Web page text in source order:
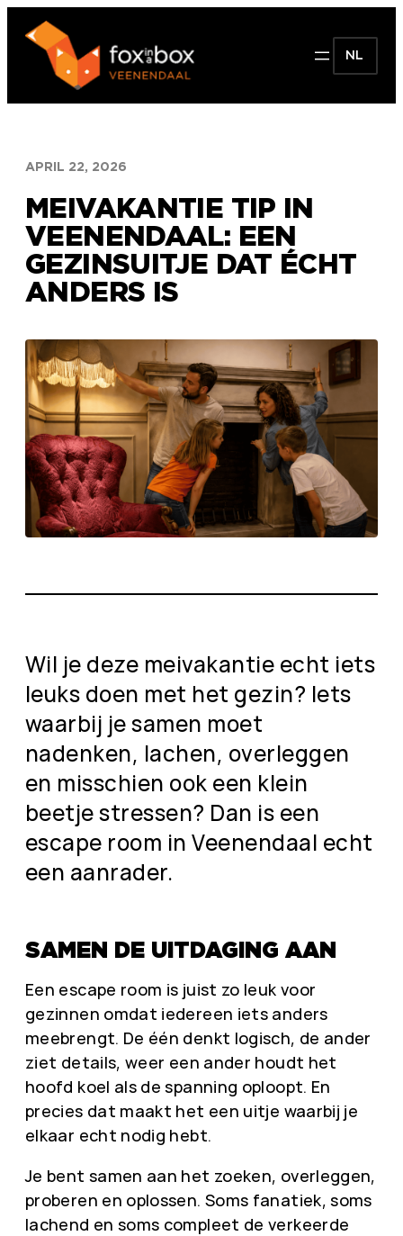
naar
NL
APRIL 22, 2026
MEIVAKANTIE TIP IN
VEENENDAAL: EEN
GEZINSUITJE DAT ÉCHT
ANDERS IS
Wil je deze meivakantie echt iets
leuks doen met het gezin? Iets
waarbij je samen moet
nadenken, lachen, overleggen
en misschien ook een klein
beetje stressen? Dan is een
escape room in Veenendaal echt
een aanrader.
SAMEN DE UITDAGING AAN
Een escape room is juist zo leuk voor
gezinnen omdat iedereen iets anders
meebrengt. De één denkt logisch, de ander
ziet details, weer een ander houdt het
hoofd koel als de spanning oploopt. En
precies dat maakt het een uitje waarbij je
elkaar echt nodig hebt.
Je bent samen aan het zoeken, overleggen,
proberen en oplossen. Soms fanatiek, soms
lachend en soms compleet de verkeerde